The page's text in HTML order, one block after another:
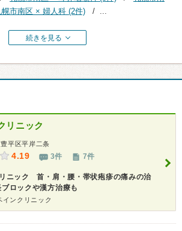
幌市南区 × 婦人科 (2件)
続きを見る
リニック
平区平岸二条
4.19 3件 7件
ニック 首・肩・腰・帯状疱疹の痛みの治
ロックや漢方治療も
ンクリニック